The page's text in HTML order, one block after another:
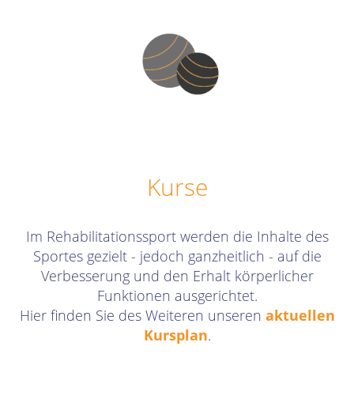
Kurse
Im Rehabilitationssport werden die Inhalte des
Sportes gezielt - jedoch ganzheitlich - auf die
Verbesserung und den Erhalt körperlicher
Funktionen ausgerichtet.
Hier finden Sie des Weiteren unseren aktuellen
Kursplan.